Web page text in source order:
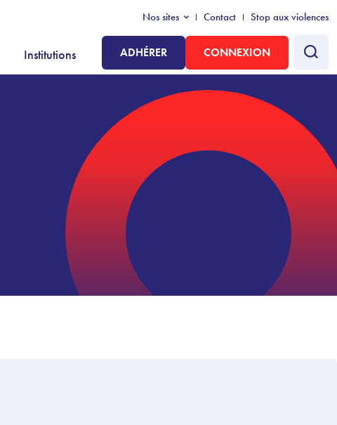
Institutions ADHÉRER CONNEXION
Nos sites Contact Stop aux violences